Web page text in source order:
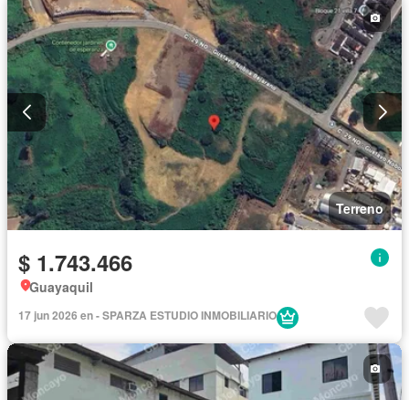
Terreno
$ 1.743.466
Guayaquil
17 jun 2026 en - SPARZA ESTUDIO INMOBILIARIO